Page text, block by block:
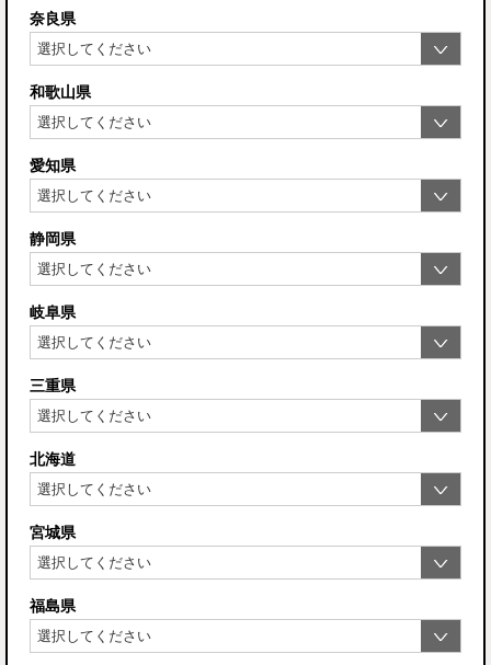
奈良県
和歌山県
愛知県
静岡県
岐阜県
三重県
北海道
宮城県
福島県